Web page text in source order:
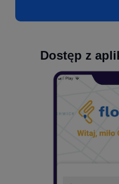
Dostęp z